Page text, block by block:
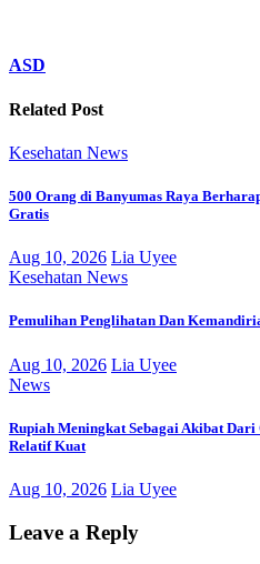
ASD
Related Post
Kesehatan News
500 Orang di Banyumas Raya
Gratis
Aug 10, 2026 Lia Uyee
Kesehatan News
Pemulihan Penglihatan Dan
Aug 10, 2026 Lia Uyee
News
Rupiah Meningkat Sebagai Akibat Dari
Relatif Kuat
Aug 10, 2026 Lia Uyee
Leave a Reply